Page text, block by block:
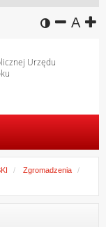
wersja
A
Urzędu
Zgromadzenia